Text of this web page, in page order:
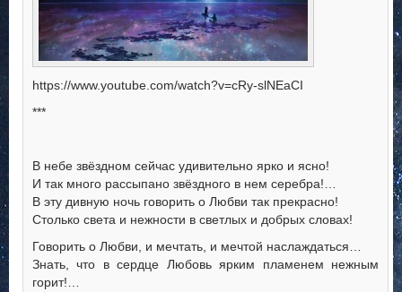
https://www.youtube.com/watch?v=cRy-slNEaCI
***
В небе звёздном сейчас удивительно ярко и ясно!
И так много рассыпано звёздного в нем серебра!…
В эту дивную ночь говорить о Любви так прекрасно!
Столько света и нежности в светлых и добрых словах!
Говорить о Любви, и мечтать, и мечтой наслаждаться…
Знать, что в сердце Любовь ярким пламенем нежным
горит!…